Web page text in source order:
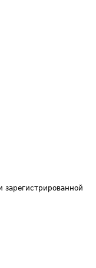
зарегистрированной